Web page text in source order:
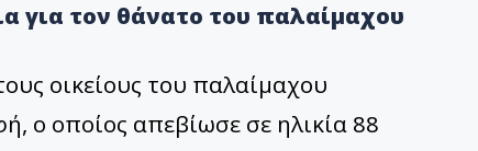
για τον θάνατο του παλαίμαχου
οικείους του παλαίμαχου
ο οποίος απεβίωσε σε ηλικία 88